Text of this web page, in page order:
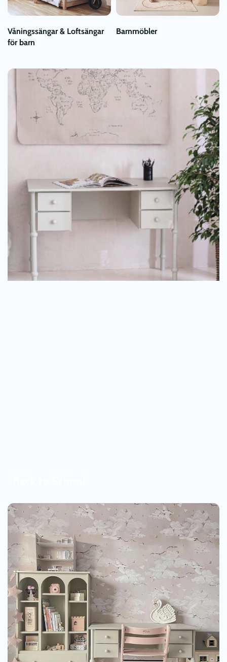
Våningssängar & Loftsängar
för barn
Barnmöbler